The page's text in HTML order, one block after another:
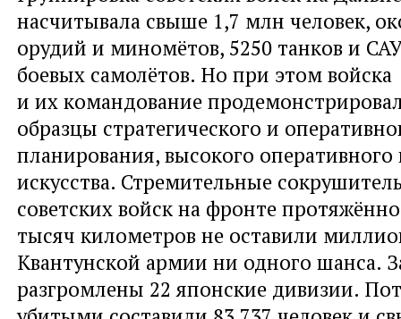
насчитывала свыше 1,7 млн человек,
орудий и миномётов, 5250 танков и
боевых самолётов. Но при этом войска
и их командование
образцы стратегического и
планирования, высокого оперативного
искусства. Стремительные
советских войск на фронте
тысяч километров не оставили
Квантунской армии ни одного шанса.
разгромлены 22 японские дивизии.